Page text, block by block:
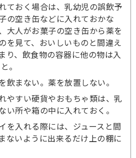
ておく場合は、乳幼児の誤飲予
の空き缶などに入れておかな
大人がお菓子の空き缶から薬を
を見て、おいしいものと間違え
り、飲食物の容器に他の物は入
。
飲まない。薬を放置しない。
やすい硬貨やおもちゃ類は、乳
い所や箱の中に入れておく。
を入れる際には、ジュースと間
ないように出来るだけ上の棚に